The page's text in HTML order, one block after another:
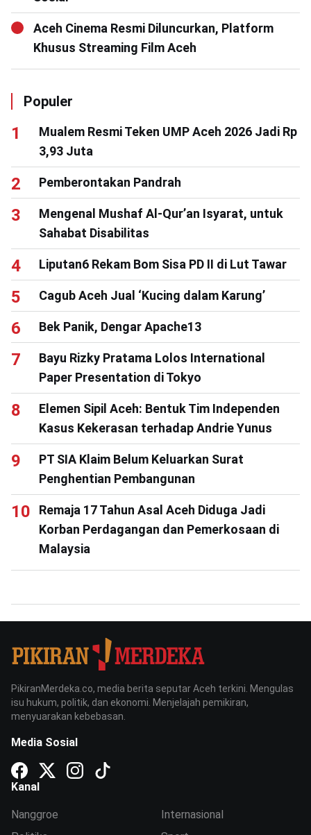
Aceh Cinema Resmi Diluncurkan, Platform
Khusus Streaming Film Aceh
Populer
Mualem Resmi Teken UMP Aceh 2026 Jadi Rp
3,93 Juta
Pemberontakan Pandrah
Mengenal Mushaf Al-Qur’an Isyarat, untuk
Sahabat Disabilitas
Liputan6 Rekam Bom Sisa PD II di Lut Tawar
Cagub Aceh Jual ‘Kucing dalam Karung’
Bek Panik, Dengar Apache13
Bayu Rizky Pratama Lolos International
Paper Presentation di Tokyo
Elemen Sipil Aceh: Bentuk Tim Independen
Kasus Kekerasan terhadap Andrie Yunus
PT SIA Klaim Belum Keluarkan Surat
Penghentian Pembangunan
Remaja 17 Tahun Asal Aceh Diduga Jadi
Korban Perdagangan dan Pemerkosaan di
Malaysia
PikiranMerdeka.co, media berita seputar Aceh terkini. Mengulas
isu hukum, politik, dan ekonomi. Menjelajah pemikiran,
menyuarakan kebebasan.
Media Sosial
Kanal
Nanggroe
Internasional